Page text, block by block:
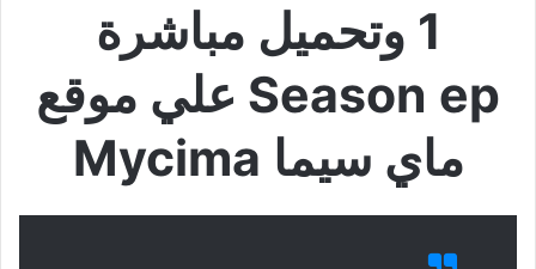
1 وتحميل مباشرة
Season ep علي موقع
ماي سيما Mycima